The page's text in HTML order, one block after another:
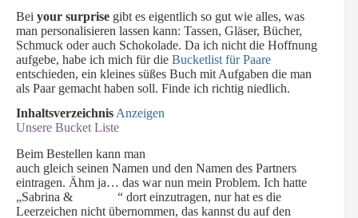
Bei your surprise gibt es eigentlich so gut wie alles, was
man personalisieren lassen kann: Tassen, Gläser, Bücher,
Schmuck oder auch Schokolade. Da ich nicht die Hoffnung
aufgebe, habe ich mich für die Bucketlist für Paare
entschieden, ein kleines süßes Buch mit Aufgaben die man
als Paar gemacht haben soll. Finde ich richtig niedlich.
Inhaltsverzeichnis Anzeigen
Unsere Bucket Liste
Beim Bestellen kann man
auch gleich seinen Namen und den Namen des Partners
eintragen. Ähm ja… das war nun mein Problem. Ich hatte
„Sabrina & “ dort einzutragen, nur hat es die
Leerzeichen nicht übernommen, das kannst du auf den